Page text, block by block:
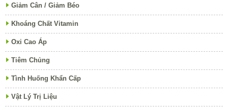
Giảm Cân / Giảm Béo
Khoáng Chất Vitamin
Oxi Cao Áp
Tiêm Chủng
Tình Huống Khẩn Cấp
Vật Lý Trị Liệu